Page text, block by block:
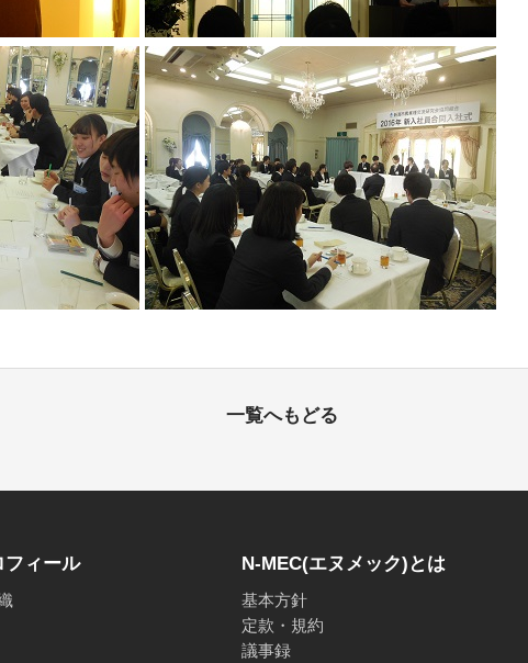
一覧へもどる
フィール N-MEC(エヌメック)とは
基本方針
定款・規約
議事録